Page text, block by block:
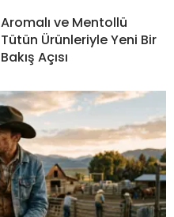
Aromalı ve Mentollü
Tütün Ürünleriyle Yeni Bir
Bakış Açısı